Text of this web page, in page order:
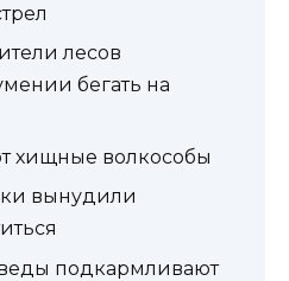
лесов
бегать на
хищные волкособы
вынудили
подкармливают